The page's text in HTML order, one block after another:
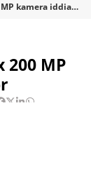
Huawei Nova 16 Pro Max 200 MP kamera iddiasıyla geliyor
200 MP